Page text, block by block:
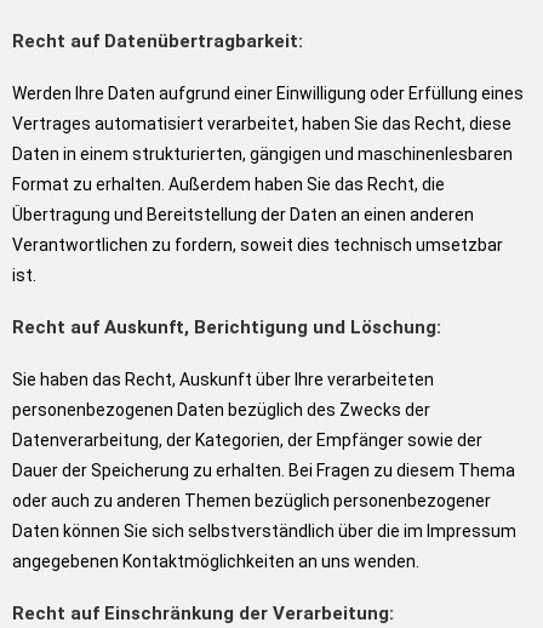
Recht auf Datenübertragbarkeit:
Werden Ihre Daten aufgrund einer Einwilligung oder Erfüllung eines
Vertrages automatisiert verarbeitet, haben Sie das Recht, diese
Daten in einem strukturierten, gängigen und maschinenlesbaren
Format zu erhalten. Außerdem haben Sie das Recht, die
Übertragung und Bereitstellung der Daten an einen anderen
Verantwortlichen zu fordern, soweit dies technisch umsetzbar
ist.
Recht auf Auskunft, Berichtigung und Löschung:
Sie haben das Recht, Auskunft über Ihre verarbeiteten
personenbezogenen Daten bezüglich des Zwecks der
Datenverarbeitung, der Kategorien, der Empfänger sowie der
Dauer der Speicherung zu erhalten. Bei Fragen zu diesem Thema
oder auch zu anderen Themen bezüglich personenbezogener
Daten können Sie sich selbstverständlich über die im Impressum
angegebenen Kontaktmöglichkeiten an uns wenden.
Recht auf Einschränkung der Verarbeitung: